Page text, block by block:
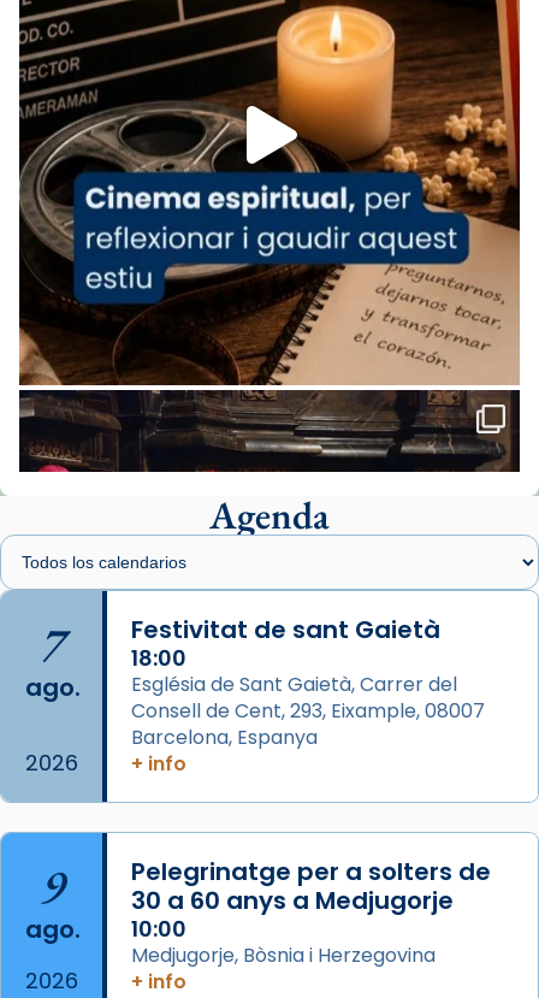
de Barcelona.
1 week ago
Aquest dilluns, 27 de juliol, ha tingut lloc la
missa d’acció de gràcies en agraïment al
comitè organitzador de la visita apostòlica
del Sant Pare Lleó XIV a Barcelona, i als
col·laboradors, a la Catedral de Barcelona.
L’arquebisbe de Barcelona, el cardenal Joan
Josep Omella, ha presidit la missa i l’ha
concelebrat el bisbe auxiliar de Barcelona,
Mons. David Abadías.
📸 Dr. G. Simón
Foto
View on Facebook Share
Arquebisbat de Barcelona
1 week ago
Memòria de les santes Juliana i
Semproniana, verges i màrtirs.
Acompanyant la història de sant Cugat, a
partir de l’Edat Mitjana sorgeix la tradició
que les santes Juliana (“relatiu a Júlia”) i
Semproniana (“relatiu a Semprònia =
eterna”) són deixebles seves. I l’any 1667, el
frare Joan Gaspar Roig, afirma en una obra
que les santes són filles de l’antiga Iluro.
Mataró en reivindicarà les relíq
...Ver más
Foto
View on Facebook
Agenda
7
ago.
2026
Festivitat de sant Gaietà
18:00
Església de Sant Gaietà, Carrer del
Consell de Cent, 293, Eixample, 08007
Barcelona, Espanya
+ info
9
ago.
2026
Pelegrinatge per a solters de
30 a 60 anys a Medjugorje
10:00
Medjugorje, Bòsnia i Herzegovina
+ info